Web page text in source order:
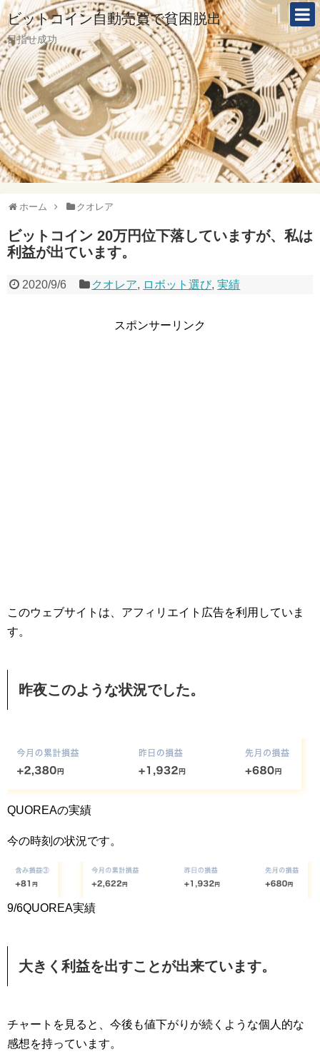
ビットコイン自動売買で貧困脱出
目指せ成功
ホーム クオレア
ビットコイン 20万円位下落していますが、私は
利益が出ています。
2020/9/6 クオレア, ロボット選び,実績
スポンサーリンク
このウェブサイトは、アフィリエイト広告を利用していま
す。
昨夜このような状況でした。
QUOREAの実績
今の時刻の状況です。
9/6QUOREA実績
大きく利益を出すことが出来ています。
チャートを見ると、今後も値下がりが続くような個人的な
感想を持っています。